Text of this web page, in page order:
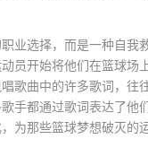
业选择，而是一种自我
员开始将他们在篮球场
歌曲中的许多歌词，往
手都通过歌词表达了他
为那些篮球梦想破灭的